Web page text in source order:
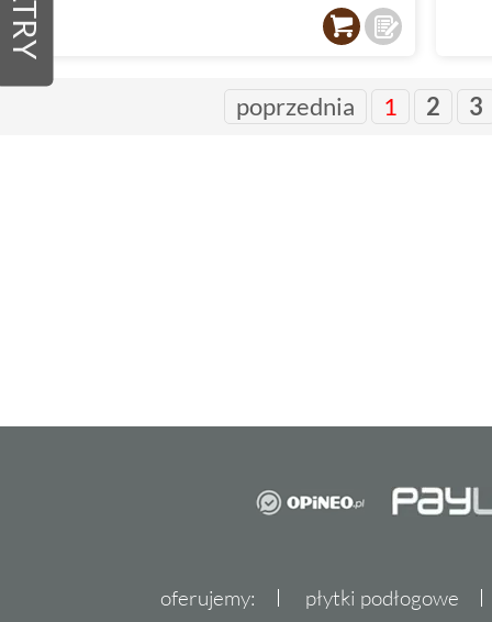
poprzednia 1 2 3
oferujemy: płytki podłogowe